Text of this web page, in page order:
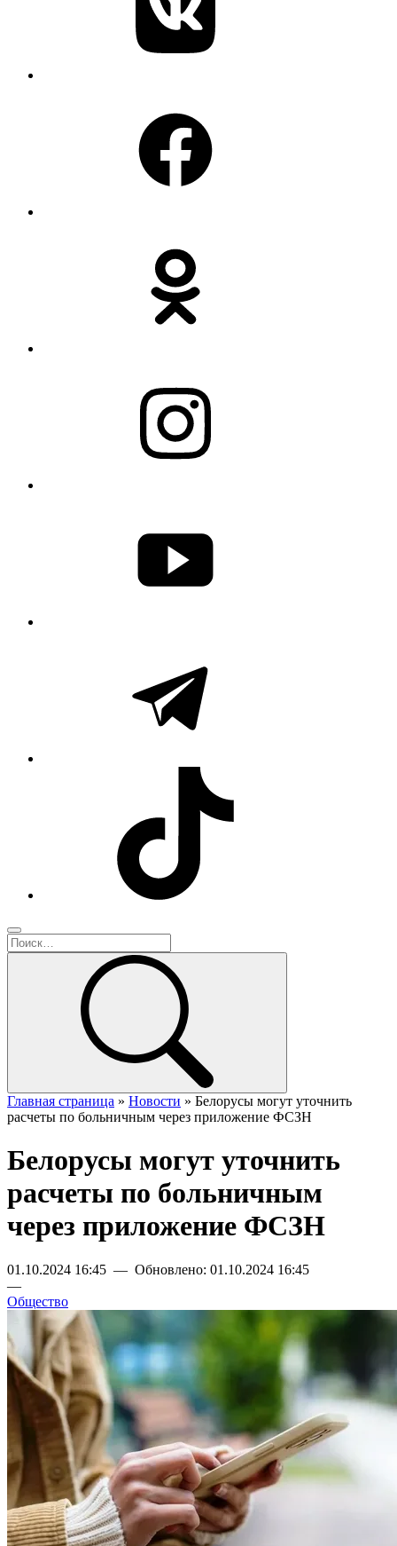
Главная страница » Новости » Белорусы могут уточнить
расчеты по больничным через приложение ФСЗН
Белорусы могут уточнить
расчеты по больничным
через приложение ФСЗН
01.10.2024 16:45 — Обновлено: 01.10.2024 16:45
—
Общество